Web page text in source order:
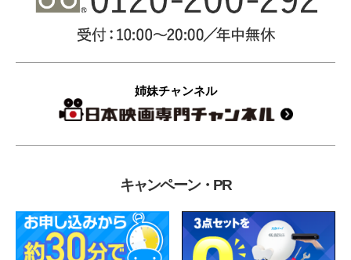
姉妹チャンネル
キャンペーン・PR